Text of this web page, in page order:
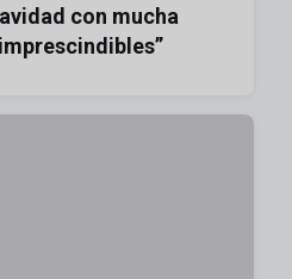
con mucha